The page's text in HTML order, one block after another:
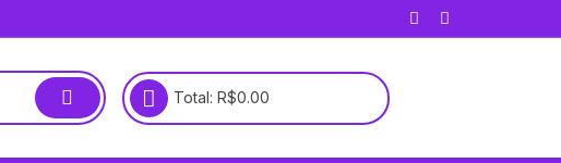
Total: R$0.00